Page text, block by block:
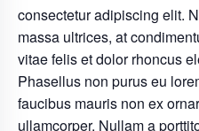
consectetur adipiscing elit.
massa ultrices, at
vitae felis et dolor rhoncus
Phasellus non purus eu
faucibus mauris non ex
ullamcorper. Nullam a